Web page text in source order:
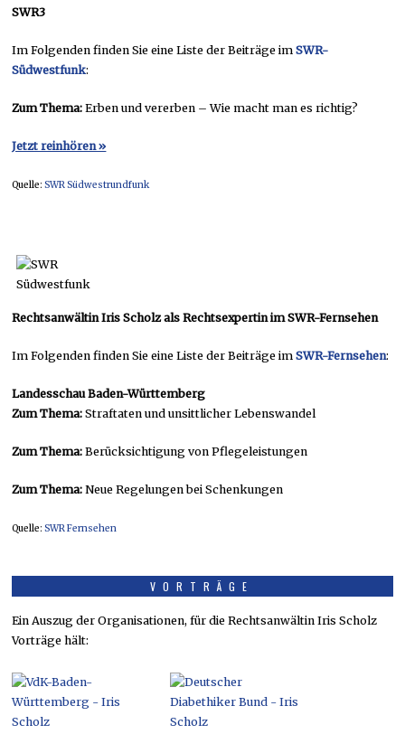
SWR3
Im Folgenden finden Sie eine Liste der Beiträge imSWR-
Südwestfunk:
Zum Thema: Erben und vererben – Wie macht man es richtig?
Jetzt reinhören »
Quelle:SWR Südwestrundfunk
Rechtsanwältin Iris Scholz als Rechtsexpertin im SWR-Fernsehen
Im Folgenden finden Sie eine Liste der Beiträge imSWR-Fernsehen:
Landesschau Baden-Württemberg
Zum Thema: Straftaten und unsittlicher Lebenswandel
Zum Thema: Berücksichtigung von Pflegeleistungen
Zum Thema: Neue Regelungen bei Schenkungen
Quelle:SWR Fernsehen
VORTRÄGE
Ein Auszug der Organisationen, für die Rechtsanwältin Iris Scholz
Vorträge hält: